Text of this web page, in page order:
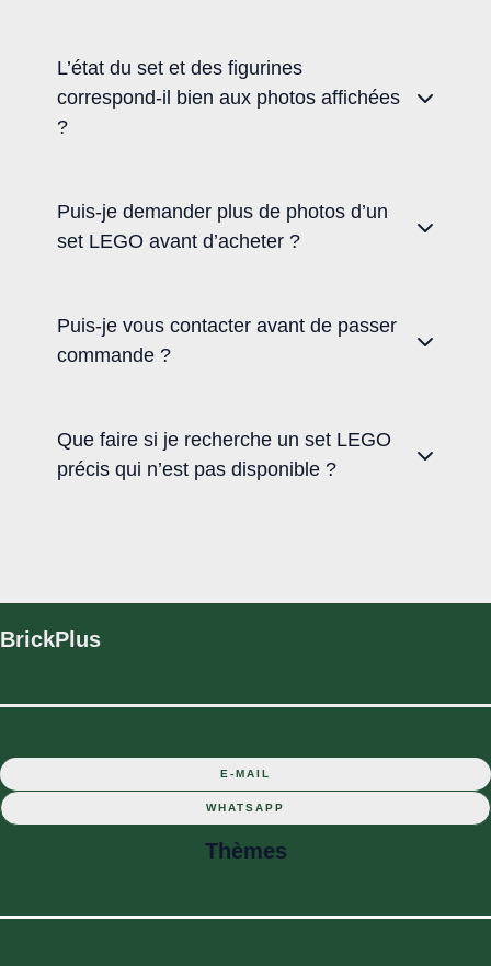
L’état du set et des figurines
correspond-il bien aux photos affichées
?
Puis-je demander plus de photos d’un
set LEGO avant d’acheter ?
Puis-je vous contacter avant de passer
commande ?
Que faire si je recherche un set LEGO
précis qui n’est pas disponible ?
BrickPlus
E-MAIL
WHATSAPP
Thèmes